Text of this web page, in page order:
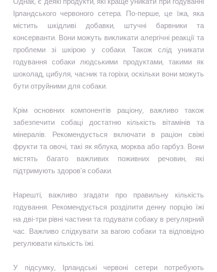
Ірландського червоного сетера. По-перше, це їжа, яка
містить шкідливі добавки, штучні барвники та
консерванти. Вони можуть викликати алергічні реакції та
проблеми зі шкірою у собаки. Також слід уникати
годування собаки людськими продуктами, такими як
шоколад, цибуля, часник та горіхи, оскільки вони можуть
бути отруйними для собаки.
Крім основних компонентів раціону, важливо також
забезпечити собаці достатню кількість вітамінів та
мінералів. Рекомендується включати в раціон свіжі
фрукти та овочі, такі як яблука, морква або гарбуз. Вони
містять багато важливих поживних речовин, які
підтримують здоров'я собаки.
Нарешті, важливо згадати про правильну кількість
годування. Рекомендується розділити денну порцію їжі
на дві-три рівні частини та годувати собаку в регулярний
час. Важливо слідкувати за вагою собаки та відповідно
регулювати кількість їжі.
У підсумку, Ірландські червоні сетери потребують